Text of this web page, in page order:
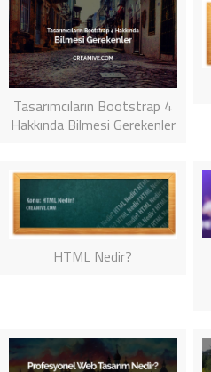
Tasarımcıların Bootstrap 4
Hakkında Bilmesi Gerekenler
HTML Nedir?